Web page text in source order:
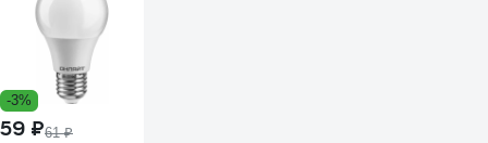
-3%
59 ₽61 ₽